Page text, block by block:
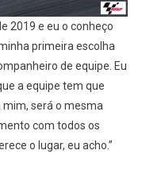
2019 e eu o conheço
primeira escolha
de equipe. Eu
a equipe tem que
mim, será o mesma
com todos os
o lugar, eu acho.”